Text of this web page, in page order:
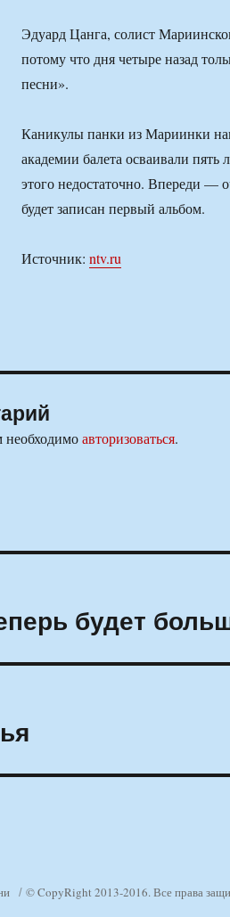
Эдуард Цанга, солист
потому что дня четыре назад
песни».
Каникулы панки из Мариинки
академии балета осваивали
этого недостаточно. Впереди —
будет записан первый альбом.
Источник: ntv.ru
необходимоавторизоваться.
будет
© CopyRight 2013-2016. Все права